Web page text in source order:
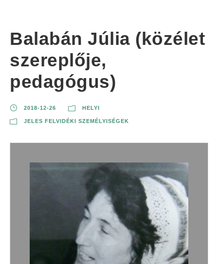
Balabán Júlia (közélet
szereplője,
pedagógus)
2018-12-26 HELYI
JELES FELVIDÉKI SZEMÉLYISÉGEK